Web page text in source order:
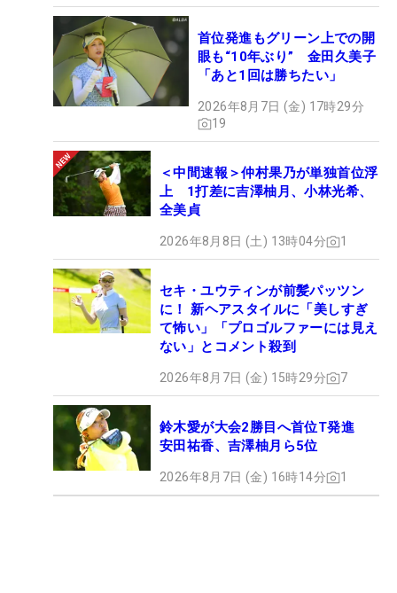
首位発進もグリーン上での開
眼も“10年ぶり” 金田久美子
「あと1回は勝ちたい」
2026年8月7日 (金) 17時29分
19
＜中間速報＞仲村果乃が単独首位浮
上 1打差に吉澤柚月、小林光希、
全美貞
2026年8月8日 (土) 13時04分 1
セキ・ユウティンが前髪パッツン
に！ 新ヘアスタイルに「美しすぎ
て怖い」「プロゴルファーには見え
ない」とコメント殺到
2026年8月7日 (金) 15時29分 7
鈴木愛が大会2勝目へ首位T発進
安田祐香、吉澤柚月ら5位
2026年8月7日 (金) 16時14分 1